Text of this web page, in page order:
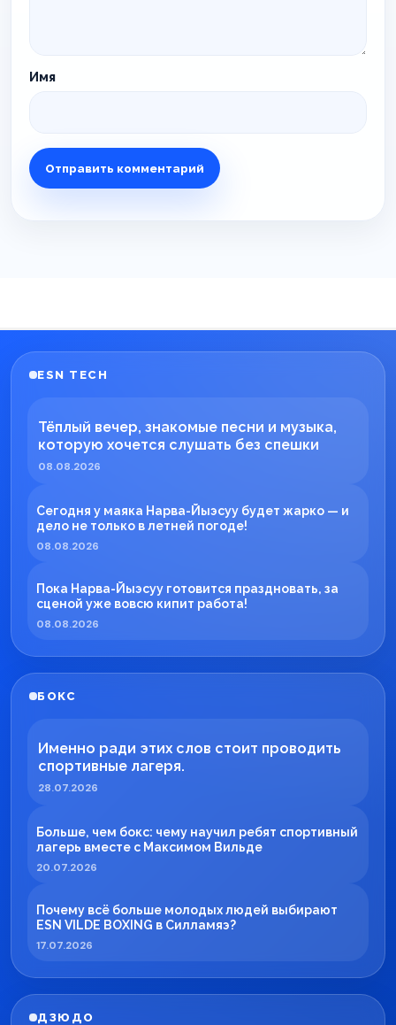
Имя
ESN TECH
Тёплый вечер, знакомые песни и музыка,
которую хочется слушать без спешки
08.08.2026
Сегодня у маяка Нарва-Йыэсуу будет жарко — и
дело не только в летней погоде!
08.08.2026
Пока Нарва-Йыэсуу готовится праздновать, за
сценой уже вовсю кипит работа!
08.08.2026
БОКС
Именно ради этих слов стоит проводить
спортивные лагеря.
28.07.2026
Больше, чем бокс: чему научил ребят спортивный
лагерь вместе с Максимом Вильде
20.07.2026
Почему всё больше молодых людей выбирают
ESN VILDE BOXING в Силламяэ?
17.07.2026
ДЗЮДО